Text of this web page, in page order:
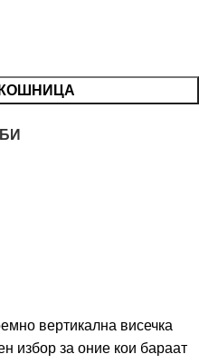
вертикална висечка
избор за оние кои бараат